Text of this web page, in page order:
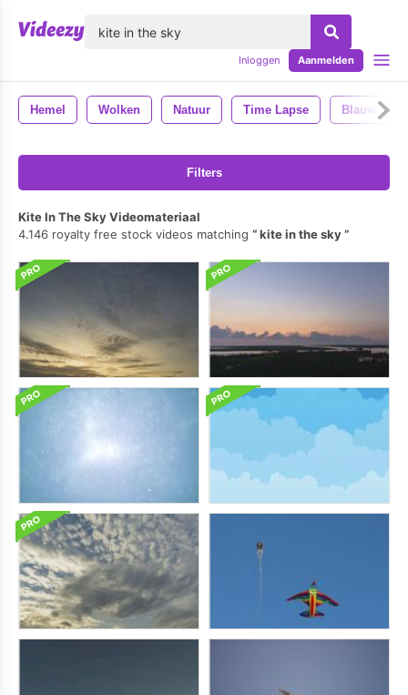
Inloggen Aanmelden
Hemel Wolken Natuur Time Lapse Blauw
Filters
Kite In The Sky Videomateriaal
4.146 royalty free stock videos matching
kite in the sky